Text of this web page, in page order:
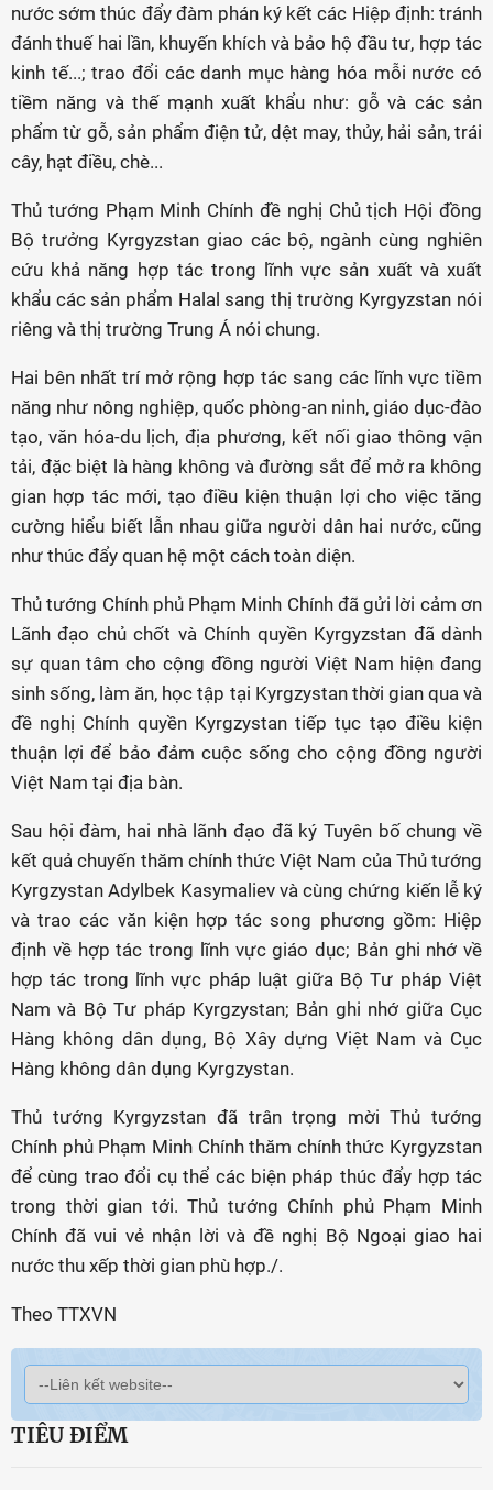
nước sớm thúc đẩy đàm phán ký kết các Hiệp định: tránh
đánh thuế hai lần, khuyến khích và bảo hộ đầu tư, hợp tác
kinh tế...; trao đổi các danh mục hàng hóa mỗi nước có
tiềm năng và thế mạnh xuất khẩu như: gỗ và các sản
phẩm từ gỗ, sản phẩm điện tử, dệt may, thủy, hải sản, trái
cây, hạt điều, chè...
Thủ tướng Phạm Minh Chính đề nghị Chủ tịch Hội đồng
Bộ trưởng Kyrgyzstan giao các bộ, ngành cùng nghiên
cứu khả năng hợp tác trong lĩnh vực sản xuất và xuất
khẩu các sản phẩm Halal sang thị trường Kyrgyzstan nói
riêng và thị trường Trung Á nói chung.
Hai bên nhất trí mở rộng hợp tác sang các lĩnh vực tiềm
năng như nông nghiệp, quốc phòng-an ninh, giáo dục-đào
tạo, văn hóa-du lịch, địa phương, kết nối giao thông vận
tải, đặc biệt là hàng không và đường sắt để mở ra không
gian hợp tác mới, tạo điều kiện thuận lợi cho việc tăng
cường hiểu biết lẫn nhau giữa người dân hai nước, cũng
như thúc đẩy quan hệ một cách toàn diện.
Thủ tướng Chính phủ Phạm Minh Chính đã gửi lời cảm ơn
Lãnh đạo chủ chốt và Chính quyền Kyrgyzstan đã dành
sự quan tâm cho cộng đồng người Việt Nam hiện đang
sinh sống, làm ăn, học tập tại Kyrgzystan thời gian qua và
đề nghị Chính quyền Kyrgzystan tiếp tục tạo điều kiện
thuận lợi để bảo đảm cuộc sống cho cộng đồng người
Việt Nam tại địa bàn.
Sau hội đàm, hai nhà lãnh đạo đã ký Tuyên bố chung về
kết quả chuyến thăm chính thức Việt Nam của Thủ tướng
Kyrgzystan Adylbek Kasymaliev và cùng chứng kiến lễ ký
và trao các văn kiện hợp tác song phương gồm: Hiệp
định về hợp tác trong lĩnh vực giáo dục; Bản ghi nhớ về
hợp tác trong lĩnh vực pháp luật giữa Bộ Tư pháp Việt
Nam và Bộ Tư pháp Kyrgzystan; Bản ghi nhớ giữa Cục
Hàng không dân dụng, Bộ Xây dựng Việt Nam và Cục
Hàng không dân dụng Kyrgzystan.
Thủ tướng Kyrgyzstan đã trân trọng mời Thủ tướng
Chính phủ Phạm Minh Chính thăm chính thức Kyrgyzstan
để cùng trao đổi cụ thể các biện pháp thúc đẩy hợp tác
trong thời gian tới. Thủ tướng Chính phủ Phạm Minh
Chính đã vui vẻ nhận lời và đề nghị Bộ Ngoại giao hai
nước thu xếp thời gian phù hợp./.
Theo TTXVN
TIÊU ĐIỂM